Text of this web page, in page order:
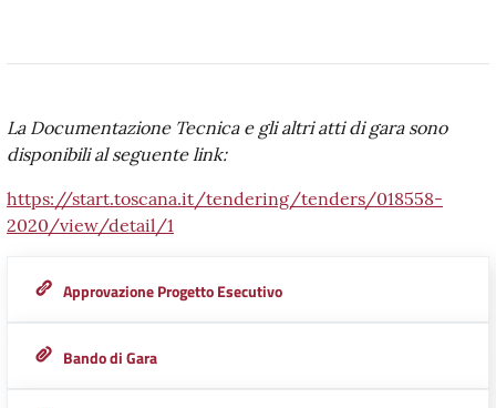
La Documentazione Tecnica e gli altri atti di gara sono
disponibili al seguente link:
https://start.toscana.it/tendering/tenders/018558-
2020/view/detail/1
Approvazione Progetto Esecutivo
Bando di Gara